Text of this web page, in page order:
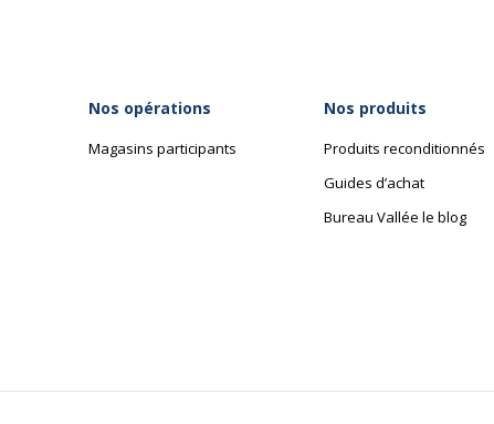
Données d'identification
Code barre maitre
Nos opérations
Magasins participants
Nos produits
Produits reconditionnés
Guides d’achat
Bureau Vallée le blog